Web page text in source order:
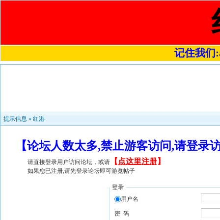
记住我们
提示信息 » 红港
【论坛人数太多,禁止游客访问,请登
请直接登录用户访问论坛，或请 【 点这里注册】
如果您已注册,请先登录论坛即可游览帖子
登录
用户名
密 码